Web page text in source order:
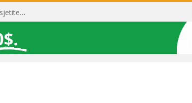
Toni Milun postao “milijarder”! Vrhunska predavanja i 1700 posjetitelja obilježili su mjesec financijske pismenosti